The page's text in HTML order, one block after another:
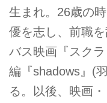
生まれ。26歳の
優を志し、前職
バス映画『スク
編『shadows』(
る。以後、映画